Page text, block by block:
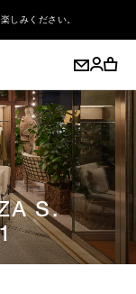
しみください。
S.